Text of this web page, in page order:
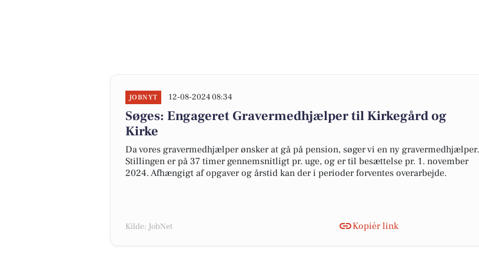
JOBNYT 12-08-2024 08:34
Søges: Engageret Gravermedhjælper til Kirkegård og
Kirke
Da vores gravermedhjælper ønsker at gå på pension, søger vi en ny gravermedhjælper.
Stillingen er på 37 timer gennemsnitligt pr. uge, og er til besættelse pr. 1. november
2024. Afhængigt af opgaver og årstid kan der i perioder forventes overarbejde.
Kilde: JobNet Kopiér link